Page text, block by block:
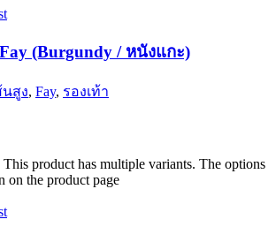
(Burgundy / หนังแกะ)
นสูง, Fay, รองเท้า
This product has multiple variants. The options
on the product page